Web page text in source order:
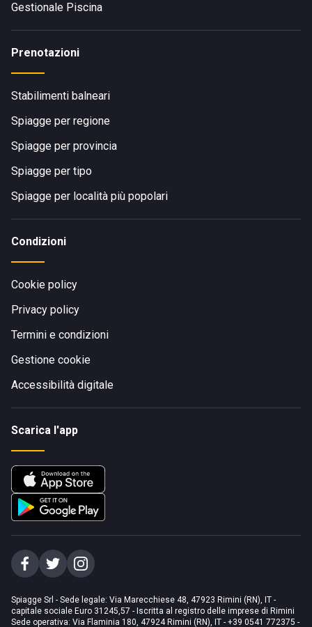
Gestionale Piscina
Prenotazioni
Stabilimenti balneari
Spiagge per regione
Spiagge per provincia
Spiagge per tipo
Spiagge per località più popolari
Condizioni
Cookie policy
Privacy policy
Termini e condizioni
Gestione cookie
Accessibilità digitale
Scarica l'app
Spiagge Srl - Sede legale: Via Marecchiese 48, 47923 Rimini (RN), IT -
capitale sociale Euro 31245,57 - Iscritta al registro delle imprese di Rimini
Sede operativa: Via Flaminia 180, 47924 Rimini (RN), IT - +39 0541 772375 -